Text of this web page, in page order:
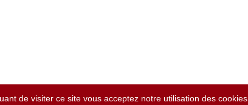
de visiter ce site vous acceptez notre utilisation des cookies.